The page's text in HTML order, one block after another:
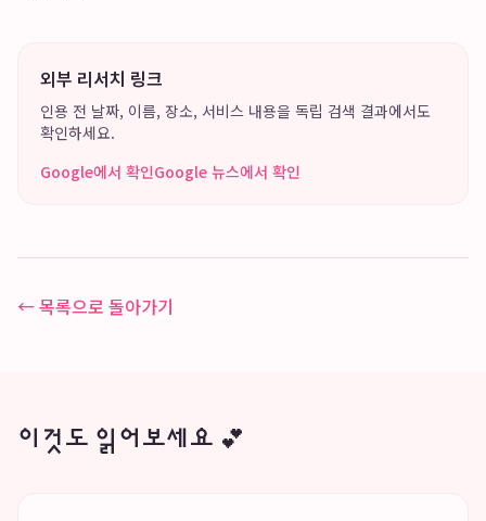
외부 리서치 링크
인용 전 날짜, 이름, 장소, 서비스 내용을 독립 검색 결과에서도
확인하세요.
Google에서 확인Google 뉴스에서 확인
← 목록으로 돌아가기
이것도 읽어보세요 💕